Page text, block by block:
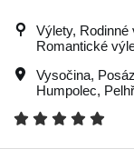
Výlety, Rodinné
Romantické
Vysočina,
Humpolec,